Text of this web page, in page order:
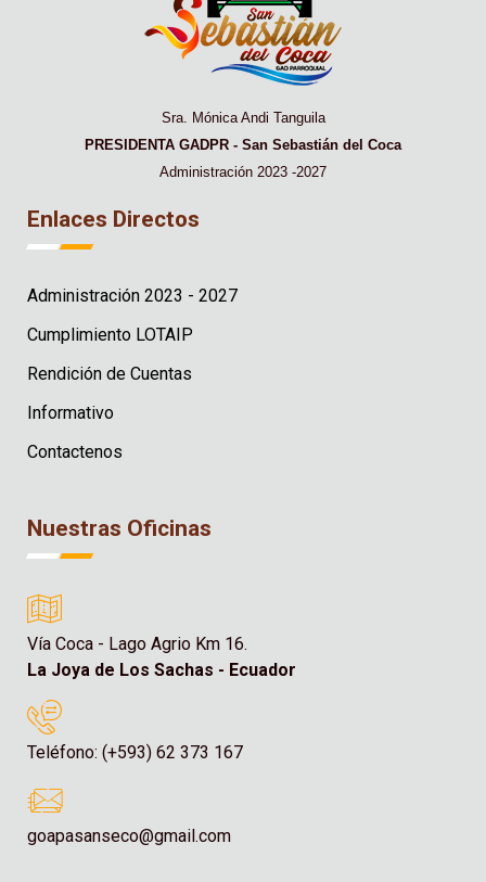
Sra. Mónica Andi Tanguila
PRESIDENTA GADPR - San Sebastián del Coca
Administración 2023 -2027
Enlaces Directos
Administración 2023 - 2027
Cumplimiento LOTAIP
Rendición de Cuentas
Informativo
Contactenos
Nuestras Oficinas
Vía Coca - Lago Agrio Km 16.
La Joya de Los Sachas - Ecuador
Teléfono: (+593) 62 373 167
goapasanseco@gmail.com